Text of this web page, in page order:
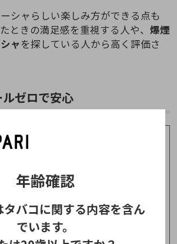
シャらしい楽しみ方ができる点も
ときの満足感を重視する人や、 爆煙
ャを探している人から高く評価さ
ゼロで安心
愛用してるチラーズって言うシ
すごいから一服を覚えたくては
ール0だから副流煙にもならない
付かない。安心安全。美味し
年齢確認
バコに関する内容を含ん
でいます。